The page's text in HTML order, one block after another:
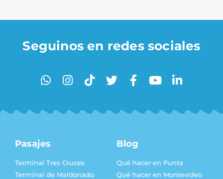
Seguinos en redes sociales
Pasajes
Terminal Tres Cruces
Terminal de Maldonado
Blog
Qué hacer en Punta
Qué hacer en Montevideo